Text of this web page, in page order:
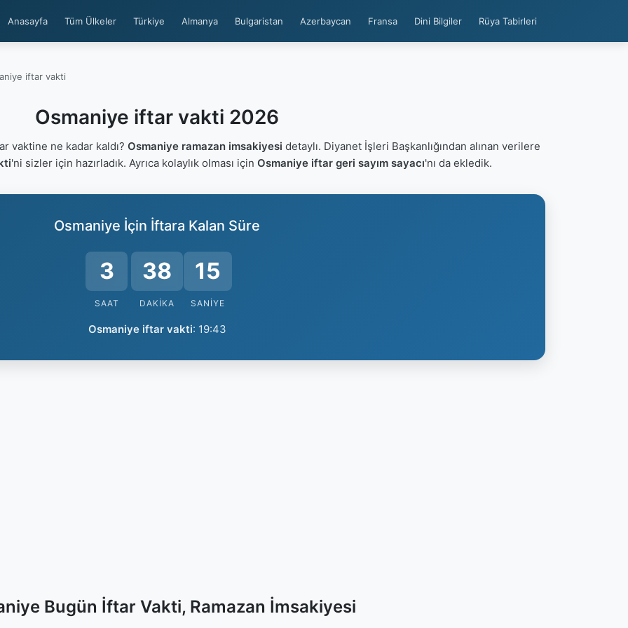
Anasayfa Tüm Ülkeler Türkiye Almanya Bulgaristan Azerbaycan Fransa Dini Bilgiler Rüya Tabirleri
iftar vakti
Osmaniye iftar vakti 2026
vaktine ne kadar kaldı? Osmaniye ramazan imsakiyesi detaylı. Diyanet İşleri Başkanlığından alınan verilere
'ni sizler için hazırladık. Ayrıca kolaylık olması için Osmaniye iftar geri sayım sayacı'nı da ekledik.
Osmaniye İçin İftara Kalan Süre
3
SAAT
38
DAKIKA
15
SANIYE
Osmaniye iftar vakti: 19:43
Bugün İftar Vakti, Ramazan İmsakiyesi